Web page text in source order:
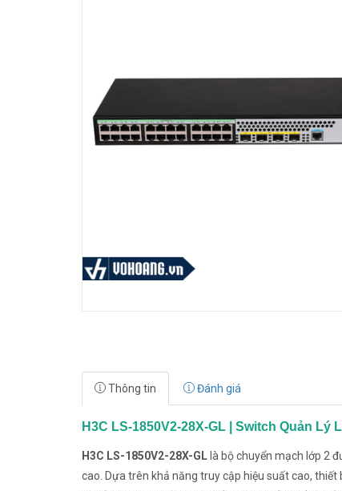
Thông tin Đánh giá
H3C LS-1850V2-28X-GL | Switch Quản
H3C LS-1850V2-28X-GL là bộ chuyển mạch lớp 2
cao. Dựa trên khả năng truy cập hiệu suất cao,